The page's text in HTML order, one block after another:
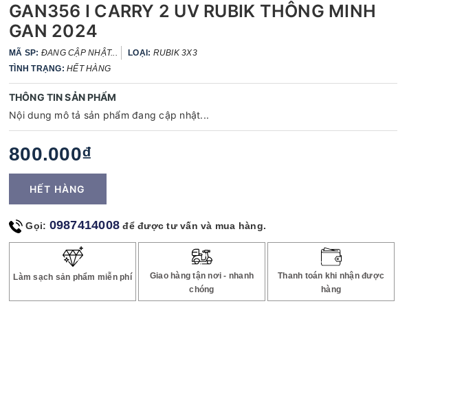
GAN356 I CARRY 2 UV RUBIK THÔNG MINH
GAN 2024
MÃ SP: ĐANG CẬP NHẬT... LOẠI: RUBIK 3X3
TÌNH TRẠNG: HẾT HÀNG
THÔNG TIN SẢN PHẨM
Nội dung mô tả sản phẩm đang cập nhật...
800.000₫
HẾT HÀNG
Gọi: 0987414008 để được tư vấn và mua hàng.
Làm sạch sản phẩm miễn phí
Giao hàng tận nơi - nhanh
chóng
Thanh toán khi nhận được
hàng